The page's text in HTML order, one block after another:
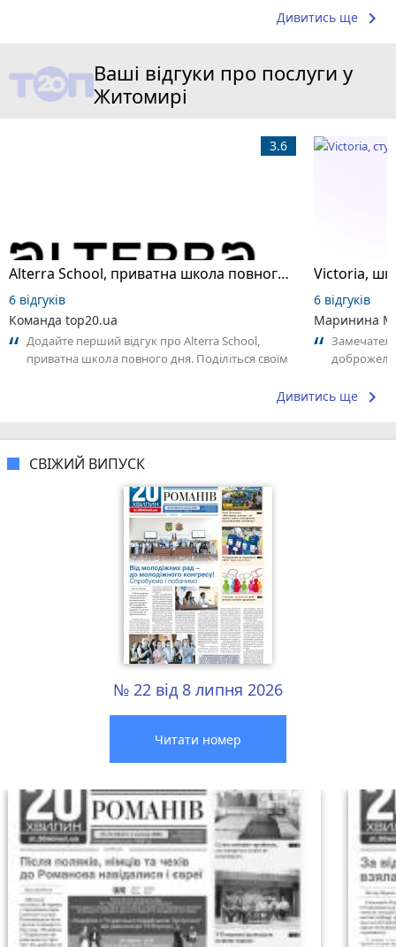
Дивитись ще keyboard_arrow_right
Ваші відгуки про послуги у
Житомирі
Alterra School, приватна школа повного дня
3.6
6 відгуків
Команда top20.ua
Додайте перший відгук про Alterra School,
приватна школа повного дня. Поділіться своїм
6 відгуків
Маринина
Дивитись ще keyboard_arrow_right
СВІЖИЙ ВИПУСК
№ 22 від 8 липня 2026
Читати номер